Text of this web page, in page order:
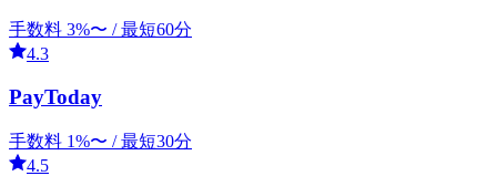
手数料 3%〜 /最短60分
4.3
PayToday
手数料 1%〜 /最短30分
4.5